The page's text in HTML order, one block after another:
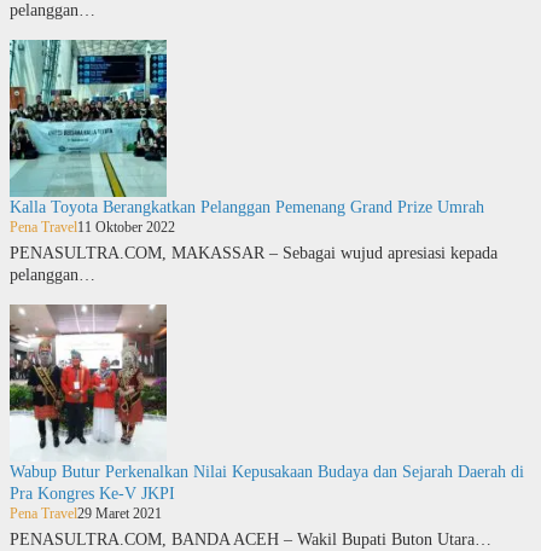
pelanggan…
Kalla Toyota Berangkatkan Pelanggan Pemenang Grand Prize Umrah
Pena Travel11 Oktober 2022
PENASULTRA.COM, MAKASSAR – Sebagai wujud apresiasi kepada
pelanggan…
Wabup Butur Perkenalkan Nilai Kepusakaan Budaya dan Sejarah Daerah di
Pra Kongres Ke-V JKPI
Pena Travel29 Maret 2021
PENASULTRA.COM, BANDA ACEH – Wakil Bupati Buton Utara…